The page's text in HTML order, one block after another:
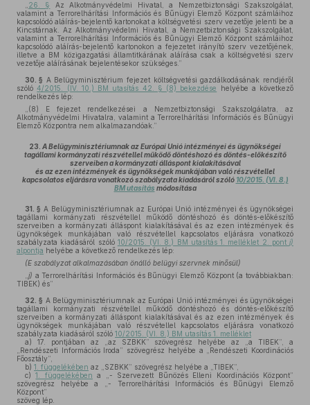
26. §
Az Alkotmányvédelmi Hivatal, a Nemzetbiztonsági Szakszolgálat,
valamint a Terrorelhárítási Információs és Bűnügyi Elemző Központ számláihoz
kapcsolódó aláírás-bejelentő kartonokat a költségvetési szerv vezetője jelenti be a
Kincstárnak. Az Alkotmányvédelmi Hivatal, a Nemzetbiztonsági Szakszolgálat,
valamint a Terrorelhárítási Információs és Bűnügyi Elemző Központ számláihoz
kapcsolódó aláírás-bejelentő kartonokon a fejezetet irányító szerv vezetőjének,
illetve a BM közigazgatási államtitkárának aláírása csak a költségvetési szerv
vezetője aláírásának bejelentésekor szükséges.”
30. § A Belügyminisztérium fejezet költségvetési gazdálkodásának rendjéről
szóló4/2015. (IV. 10.) BM utasítás 42. § (8) bekezdése
helyébe a következő
rendelkezés lép:
„(8) E fejezet rendelkezései a Nemzetbiztonsági Szakszolgálatra, az
Alkotmányvédelmi Hivatalra, valamint a Terrorelhárítási Információs és Bűnügyi
Elemző Központra nem alkalmazandóak.”
23. A Belügyminisztériumnak az Európai Unió intézményei és ügynökségei
tagállami kormányzati részvétellel működő döntéshozó és döntés-előkészítő
szerveiben a kormányzati álláspont kialakításával
és az ezen intézmények és ügynökségek munkájában való részvétellel
kapcsolatos eljárásra vonatkozó szabályzata kiadásáról szóló 10/2015. (VI. 8.)
BM utasítás módosítása
31. § A Belügyminisztériumnak az Európai Unió intézményei és ügynökségei
tagállami kormányzati részvétellel működő döntéshozó és döntés-előkészítő
szerveiben a kormányzati álláspont kialakításával és az ezen intézmények és
ügynökségek munkájában való részvétellel kapcsolatos eljárásra vonatkozó
szabályzata kiadásáról szóló 10/2015. (VI. 8.) BM utasítás 1. melléklet 2. pont j)
alpontja helyébe a következő rendelkezés lép:
(E szabályzat alkalmazásában önálló belügyi szervnek minősül)
j) a Terrorelhárítási Információs és Bűnügyi Elemző Központ (a továbbiakban:
TIBEK) és”
32. § A Belügyminisztériumnak az Európai Unió intézményei és ügynökségei
tagállami kormányzati részvétellel működő döntéshozó és döntés-előkészítő
szerveiben a kormányzati álláspont kialakításával és az ezen intézmények és
ügynökségek munkájában való részvétellel kapcsolatos eljárásra vonatkozó
szabályzata kiadásáról szóló 10/2015. (VI. 8.) BM utasítás 1. melléklet
a) 17. pontjában az „az SZBKK” szövegrész helyébe az „a TIBEK”, a
„Rendészeti Információs Iroda” szövegrész helyébe a „Rendészeti Koordinációs
Főosztály”,
b) 1. függelékében az „SZBKK” szövegrész helyébe a „TIBEK”,
c)
1. függelékében a „- Szervezett Bűnözés Elleni Koordinációs Központ”
szövegrész helyébe a „- Terrorelhárítási Információs és Bűnügyi Elemző
Központ”
szöveg lép.